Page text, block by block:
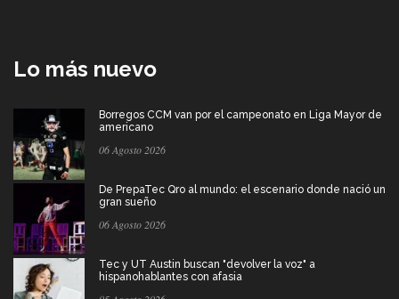
Lo más nuevo
Borregos CCM van por el campeonato en Liga Mayor de
americano
06 Agosto 2026
De PrepaTec Qro al mundo: el escenario donde nació un
gran sueño
06 Agosto 2026
Tec y UT Austin buscan "devolver la voz" a
hispanohablantes con afasia